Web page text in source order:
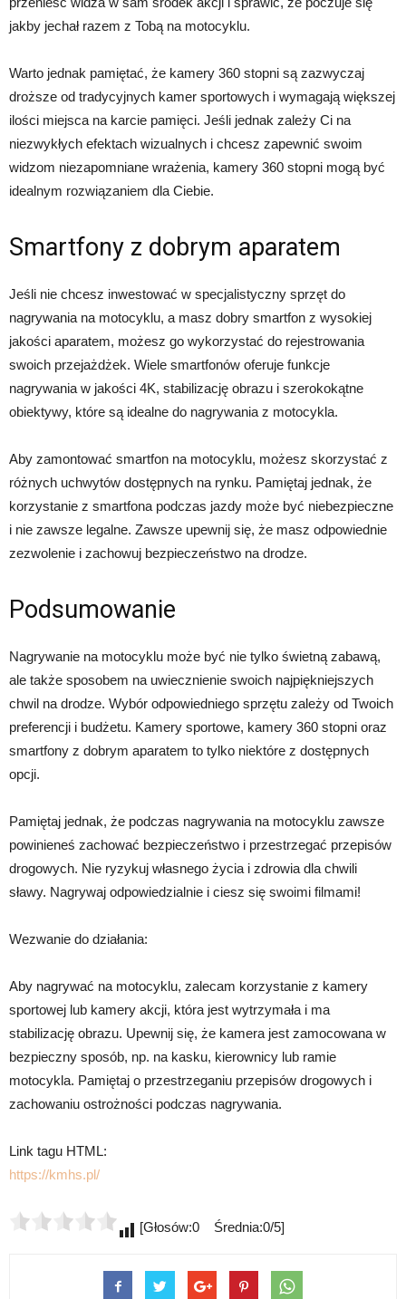
jakby jechał razem z Tobą na motocyklu.
Warto jednak pamiętać, że kamery 360 stopni są zazwyczaj
droższe od tradycyjnych kamer sportowych i wymagają większej
ilości miejsca na karcie pamięci. Jeśli jednak zależy Ci na
niezwykłych efektach wizualnych i chcesz zapewnić swoim
widzom niezapomniane wrażenia, kamery 360 stopni mogą być
idealnym rozwiązaniem dla Ciebie.
Smartfony z dobrym aparatem
Jeśli nie chcesz inwestować w specjalistyczny sprzęt do
nagrywania na motocyklu, a masz dobry smartfon z wysokiej
jakości aparatem, możesz go wykorzystać do rejestrowania
swoich przejażdżek. Wiele smartfonów oferuje funkcje
nagrywania w jakości 4K, stabilizację obrazu i szerokokątne
obiektywy, które są idealne do nagrywania z motocykla.
Aby zamontować smartfon na motocyklu, możesz skorzystać z
różnych uchwytów dostępnych na rynku. Pamiętaj jednak, że
korzystanie z smartfona podczas jazdy może być niebezpieczne
i nie zawsze legalne. Zawsze upewnij się, że masz odpowiednie
zezwolenie i zachowuj bezpieczeństwo na drodze.
Podsumowanie
Nagrywanie na motocyklu może być nie tylko świetną zabawą,
ale także sposobem na uwiecznienie swoich najpiękniejszych
chwil na drodze. Wybór odpowiedniego sprzętu zależy od Twoich
preferencji i budżetu. Kamery sportowe, kamery 360 stopni oraz
smartfony z dobrym aparatem to tylko niektóre z dostępnych
opcji.
Pamiętaj jednak, że podczas nagrywania na motocyklu zawsze
powinieneś zachować bezpieczeństwo i przestrzegać przepisów
drogowych. Nie ryzykuj własnego życia i zdrowia dla chwili
sławy. Nagrywaj odpowiedzialnie i ciesz się swoimi filmami!
Wezwanie do działania:
Aby nagrywać na motocyklu, zalecam korzystanie z kamery
sportowej lub kamery akcji, która jest wytrzymała i ma
stabilizację obrazu. Upewnij się, że kamera jest zamocowana w
bezpieczny sposób, np. na kasku, kierownicy lub ramie
motocykla. Pamiętaj o przestrzeganiu przepisów drogowych i
zachowaniu ostrożności podczas nagrywania.
Link tagu HTML:
https://kmhs.pl/
[Głosów:0 Średnia:0/5]